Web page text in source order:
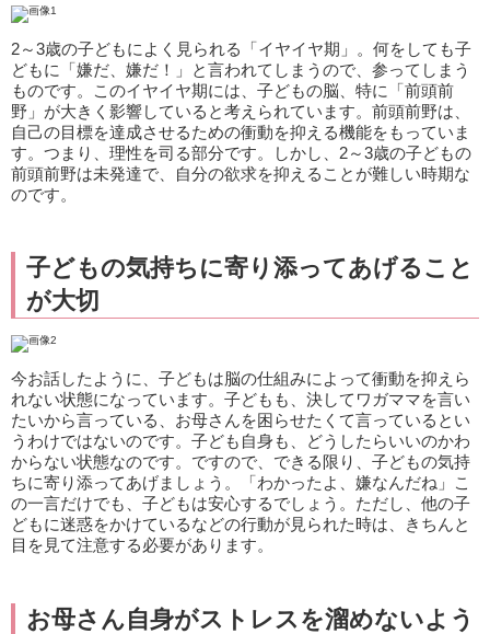
2～3歳の子どもによく見られる「イヤイヤ期」。何をしても子
どもに「嫌だ、嫌だ！」と言われてしまうので、参ってしまう
ものです。このイヤイヤ期には、子どもの脳、特に「前頭前
野」が大きく影響していると考えられています。前頭前野は、
自己の目標を達成させるための衝動を抑える機能をもっていま
す。つまり、理性を司る部分です。しかし、2～3歳の子どもの
前頭前野は未発達で、自分の欲求を抑えることが難しい時期な
のです。
子どもの気持ちに寄り添ってあげること
が大切
今お話したように、子どもは脳の仕組みによって衝動を抑えら
れない状態になっています。子どもも、決してワガママを言い
たいから言っている、お母さんを困らせたくて言っているとい
うわけではないのです。子ども自身も、どうしたらいいのかわ
からない状態なのです。ですので、できる限り、子どもの気持
ちに寄り添ってあげましょう。「わかったよ、嫌なんだね」こ
の一言だけでも、子どもは安心するでしょう。ただし、他の子
どもに迷惑をかけているなどの行動が見られた時は、きちんと
目を見て注意する必要があります。
お母さん自身がストレスを溜めないよう